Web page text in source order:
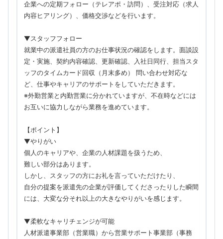
企業への定期フォロー（テレアポ・訪問）、受注対応（求人
内容ヒアリング）、価格交渉などを行います。
▼スタッフフォロー
就業中の派遣社員の方のお仕事状況の確認をします。面談設
定・実施、契約内容確認、更新確認、入社日同行、担当スタ
ッフのタイムカード回収（月末多め） 問い合わせ対応な
ど、仕事やキャリアのサポートをしていただきます。
※外勤営業と内勤営業に分かれていますが、不在時などには
お互いに協力しながら業務を進めています。
【ポイント】
▼やりがい
個人のキャリアや、企業の人材課題を扱うため、
難しい部分はあります。
しかし、スタッフの方にお礼を言っていただけたり、
自分の提案を派遣先の企業が評価してくださったりした瞬間
には、大変な分それ以上の大きなやりがいを感じます。
▼柔軟なキャリチェンジが可能
人材派遣事業部（営業職）から営業サポート事業部（事務